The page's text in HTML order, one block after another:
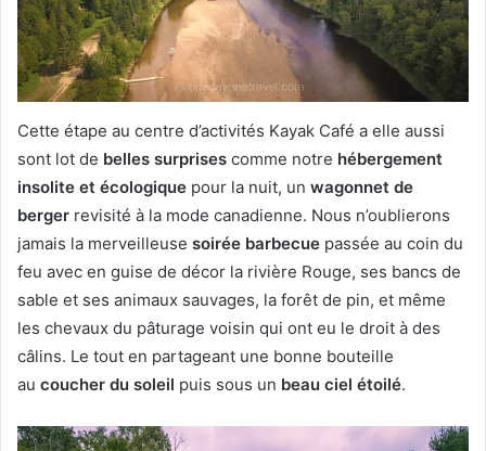
Cette étape au centre d’activités Kayak Café a elle aussi
sont lot de belles surprises comme notre hébergement
insolite et écologique pour la nuit, un wagonnet de
berger revisité à la mode canadienne. Nous n’oublierons
jamais la merveilleuse soirée barbecue passée au coin du
feu avec en guise de décor la rivière Rouge, ses bancs de
sable et ses animaux sauvages, la forêt de pin, et même
les chevaux du pâturage voisin qui ont eu le droit à des
câlins. Le tout en partageant une bonne bouteille
au coucher du soleil puis sous un beau ciel étoilé.